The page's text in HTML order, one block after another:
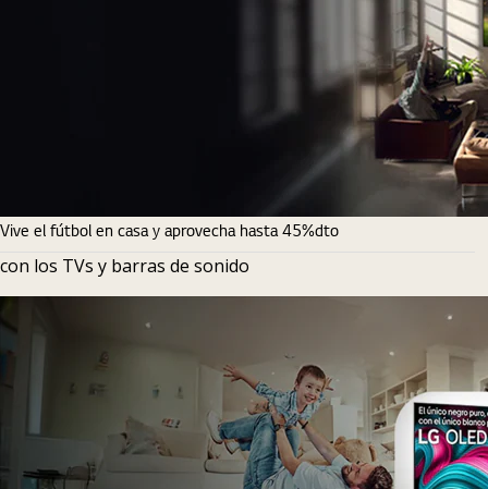
Vive el fútbol en casa y aprovecha hasta 45%dto
con los TVs y barras de sonido